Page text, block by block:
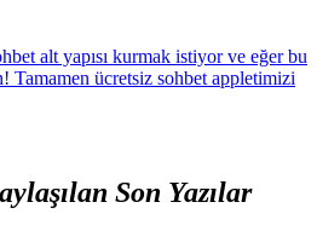
alt yapısı kurmak istiyor ve eğer bu
Tamamen ücretsiz sohbet appletimizi
Son Yazılar